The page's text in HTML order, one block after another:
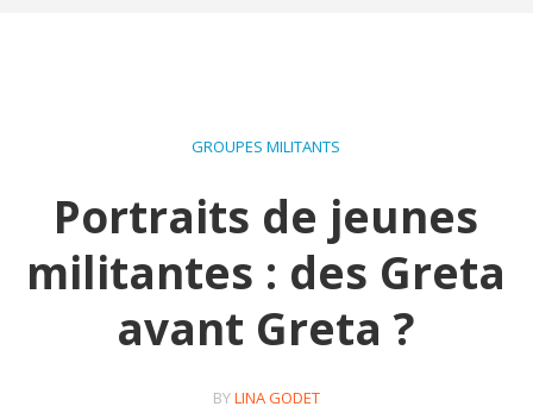
GROUPES MILITANTS
Portraits de jeunes
militantes : des Greta
avant Greta ?
BYLINA GODET